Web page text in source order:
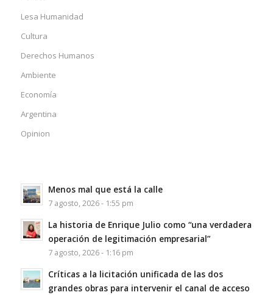
Lesa Humanidad
Cultura
Derechos Humanos
Ambiente
Economía
Argentina
Opinion
Menos mal que está la calle
7 agosto, 2026 - 1:55 pm
La historia de Enrique Julio como “una verdadera
operación de legitimación empresarial”
7 agosto, 2026 - 1:16 pm
Críticas a la licitación unificada de las dos
grandes obras para intervenir el canal de acceso